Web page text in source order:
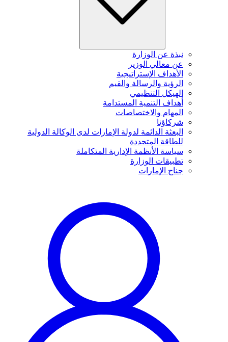
نبذة عن الوزارة
عن معالي الوزير
الأهداف الإستراتيجية
الرؤية والرسالة والقيم
الهيكل التنظيمي
أهداف التنمية المستدامة
المهام والاختصاصات
شركاؤنا
البعثة الدائمة لدولة الإمارات لدى الوكالة الدولية
للطاقة المتجددة
سياسة الأنظمة الإدارية المتكاملة
تطبيقات الوزارة
جناح الإمارات